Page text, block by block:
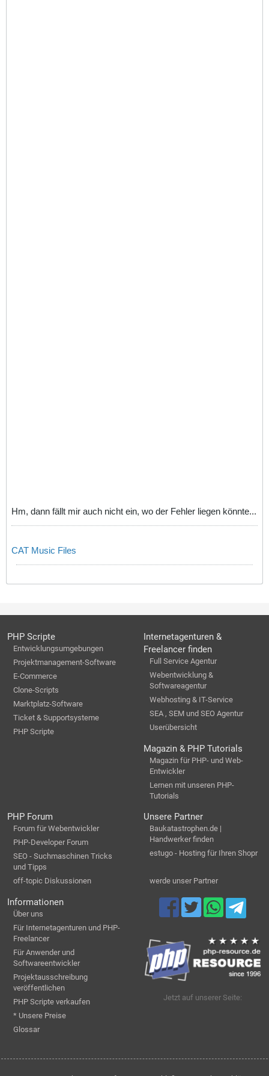
Hm, dann fällt mir auch nicht ein, wo der Fehler liegen könnte...
CAT Music Files
PHP Scripte
Entwicklungsumgebungen
Projektmanagement-Software
E-Commerce
Clone-Scripts
Marktplatz-Software
Ticket & Supportsysteme
PHP Scripte
Internetagenturen &
Freelancer finden
Full Service Agentur
Webentwicklung &
Softwareagentur
Webhosting & IT-Service
SEA , SEM und SEO Agentur
Userübersicht
Magazin & PHP Tutorials
Magazin für PHP- und Web-
Entwickler
Lernen mit unseren PHP-
Tutorials
PHP Forum
Forum für Webentwickler
PHP-Developer Forum
SEO - Suchmaschinen Tricks
und Tipps
off-topic Diskussionen
Unsere Partner
Baukatastrophen.de |
Handwerker finden
estugo - Hosting für Ihren Shopr
werde unser Partner
Informationen
Über uns
Für Internetagenturen und PHP-
Freelancer
Für Anwender und
Softwareentwickler
Projektausschreibung
veröffentlichen
PHP Scripte verkaufen
* Unsere Preise
Glossar
Jetzt auf unserer Seite: